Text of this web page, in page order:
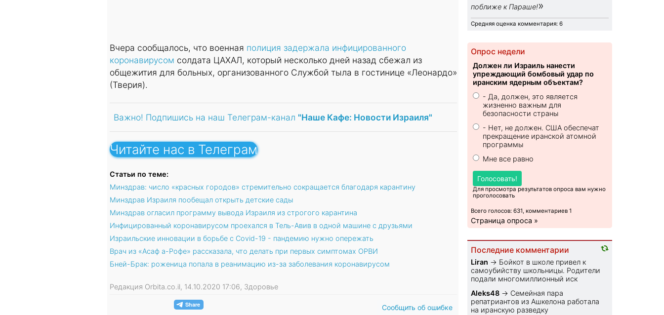
Вчера сообщалось, что военная полиция задержала инфицированного
коронавирусом солдата ЦАХАЛ, который несколько дней назад сбежал из
общежития для больных, организованного Службой тыла в гостинице «Леонардо»
(Тверия).
Важно! Подпишись на наш Телеграм-канал "Наше Кафе: Новости Израиля"
Читайте нас в Телеграм
Статьи по теме:
Минздрав: число «красных городов» стремительно сокращается благодаря карантину
Минздрав Израиля пообещал открыть детские сады
Минздрав огласил программу вывода Израиля из строгого карантина
Инфицированный коронавирусом проехался в Тель-Авив в одной машине с друзьями
Израильские инновации в борьбе с Covid-19 - пандемию нужно опережать
Врач из «Асаф а-Рофе» рассказала, что делать при первых симптомах ОРВИ
Бней-Брак: роженица попала в реанимацию из-за заболевания коронавирусом
Редакция Orbita.co.il, 14.10.2020 17:06, Здоровье
Сообщить об ошибке
поближе к Параше!»
Средняя оценка комментария: 6
Опрос недели
Должен ли Израиль нанести
упреждающий бомбовый удар по
иранским ядерным объектам?
- Да, должен, это является
жизненно важным для
безопасности страны
- Нет, не должен. США обеспечат
прекращение иранской атомной
программы
Мне все равно
Голосовать!
Для просмотра результатов опроса вам нужно
проголосовать
Всего голосов: 631, комментариев 1
Страница опроса »
Последние комментарии
Liran → Бойкот в школе привел к
самоубийству школьницы. Родители
подали многомиллионный иск
Aleks48 → Семейная пара
репатриантов из Ашкелона работала
на иранскую разведку